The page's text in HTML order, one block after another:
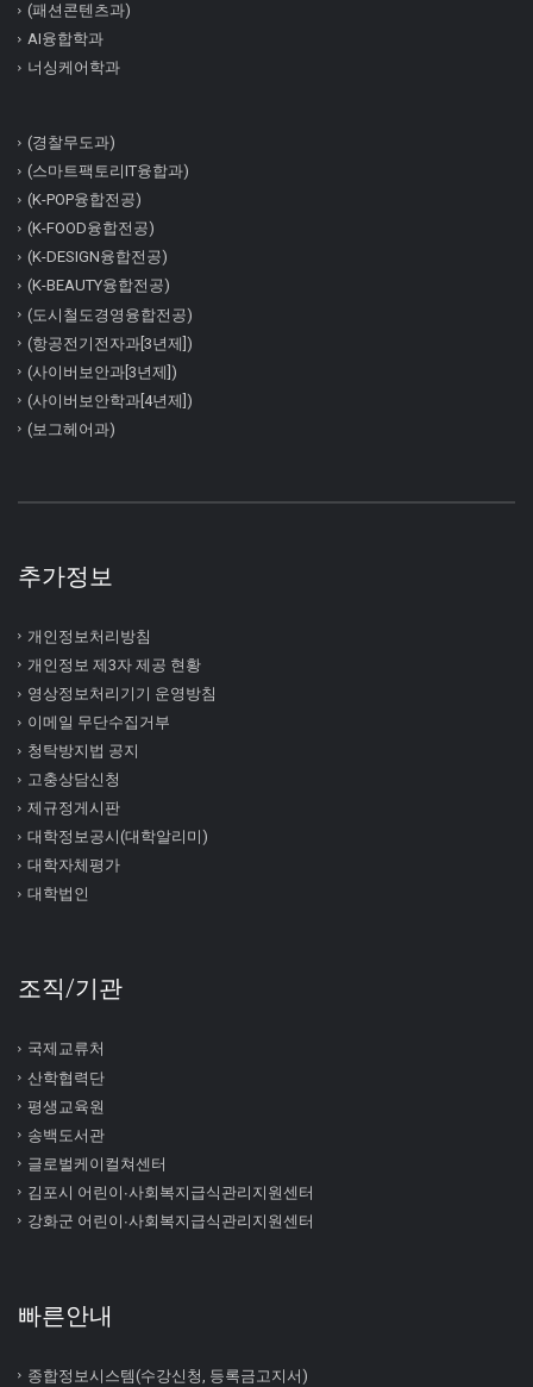
(패션콘텐츠과)
AI융합학과
너싱케어학과
(경찰무도과)
(스마트팩토리IT융합과)
(K-POP융합전공)
(K-FOOD융합전공)
(K-DESIGN융합전공)
(K-BEAUTY융합전공)
(도시철도경영융합전공)
(항공전기전자과[3년제])
(사이버보안과[3년제])
(사이버보안학과[4년제])
(보그헤어과)
추가정보
개인정보처리방침
개인정보 제3자 제공 현황
영상정보처리기기 운영방침
이메일 무단수집거부
청탁방지법 공지
고충상담신청
제규정게시판
대학정보공시(대학알리미)
대학자체평가
대학법인
조직/기관
국제교류처
산학협력단
평생교육원
송백도서관
글로벌케이컬쳐센터
김포시 어린이∙사회복지급식관리지원센터
강화군 어린이∙사회복지급식관리지원센터
빠른안내
종합정보시스템(수강신청, 등록금고지서)